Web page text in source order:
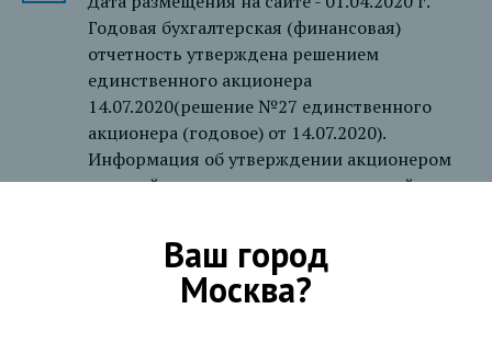
Годовая бухгалтерская (финансовая)
отчетность утверждена решением
единственного акционера
14.07.2020(решение №27 единственного
акционера (годовое) от 14.07.2020).
Информация об утверждении акционером
годовой отчетности размещена на сайте
Консолидированная финансовая отчетность
за 9 месяцев 2019 года в соответствии с
Ваш город
Москва?